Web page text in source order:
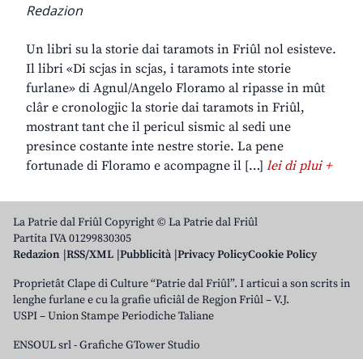
Redazion
Un libri su la storie dai taramots in Friûl nol esisteve.
Il libri «Di scjas in scjas, i taramots inte storie
furlane» di Agnul/Angelo Floramo al ripasse in mût
clâr e cronologjic la storie dai taramots in Friûl,
mostrant tant che il pericul sismic al sedi une
presince costante inte nestre storie. La pene
fortunade di Floramo e acompagne il […] lei di plui +
La Patrie dal Friûl Copyright © La Patrie dal Friûl
Partita IVA 01299830305
Redazion RSS/XML Pubblicità Privacy PolicyCookie Policy
Proprietât Clape di Culture “Patrie dal Friûl”. I articui a son scrits in
lenghe furlane e cu la grafie uficiâl de Regjon Friûl – V.J.
USPI – Union Stampe Periodiche Taliane
ENSOUL srl-Grafiche GTower Studio